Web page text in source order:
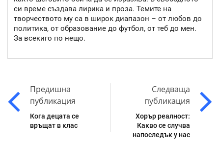
си време създава лирика и проза. Темите на
творчеството му са в широк диапазон – от любов до
политика, от образование до футбол, от теб до мен.
За всекиго по нещо.
Предишна
публикация
Кога децата се
връщат в клас
Следваща
публикация
Хорър реалност:
Какво се случва
напоследък у нас